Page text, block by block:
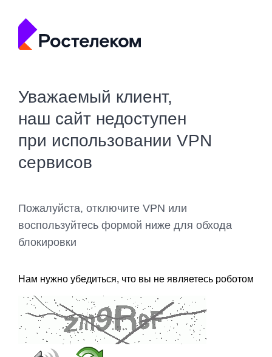
Уважаемый клиент,
наш сайт недоступен
при использовании VPN
сервисов
Пожалуйста, отключите VPN или
воспользуйтесь формой ниже для обхода
блокировки
Нам нужно убедиться, что вы не являетесь роботом